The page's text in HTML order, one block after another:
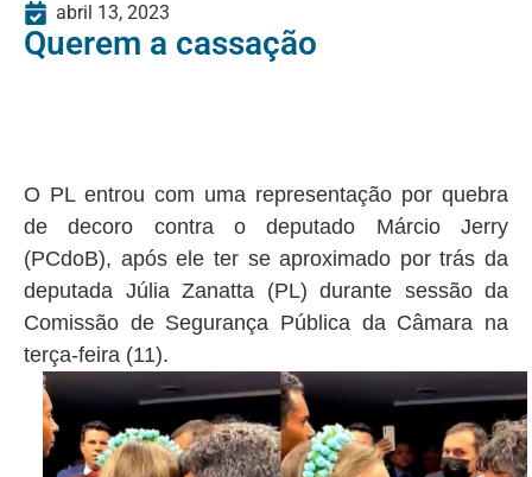
abril 13, 2023
Querem a cassação
O PL entrou com uma representação por quebra
de decoro contra o deputado Márcio Jerry
(PCdoB), após ele ter se aproximado por trás da
deputada Júlia Zanatta (PL) durante sessão da
Comissão de Segurança Pública da Câmara na
terça-feira (11).